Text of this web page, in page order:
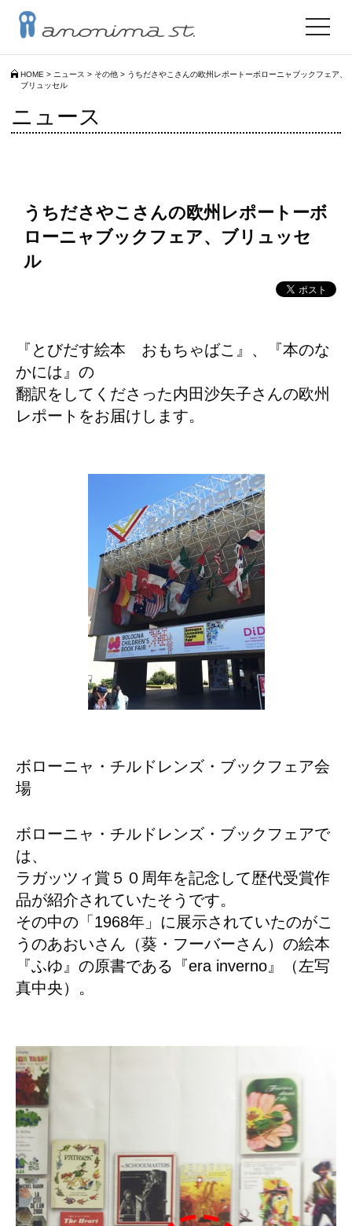
HOME > ニュース > その他 > うちださやこさんの欧州レポートーボローニャブックフェア、
ブリュッセル
toggle
ニュース
うちださやこさんの欧州レポートーボ
ローニャブックフェア、ブリュッセ
ル
『とびだす絵本 おもちゃばこ』、『本のな
かには』の
翻訳をしてくださった内田沙矢子さんの欧州
レポートをお届けします。
ボローニャ・チルドレンズ・ブックフェア会
場
ボローニャ・チルドレンズ・ブックフェアで
は、
ラガッツィ賞５０周年を記念して歴代受賞作
品が紹介されていたそうです。
その中の「1968年」に展示されていたのがこ
うのあおいさん（葵・フーバーさん）の絵本
『ふゆ』の原書である『era inverno』（左写
真中央）。